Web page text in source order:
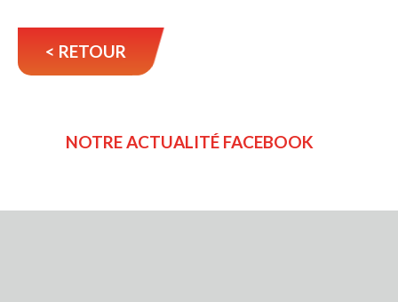
< RETOUR
NOTRE ACTUALITÉ FACEBOOK